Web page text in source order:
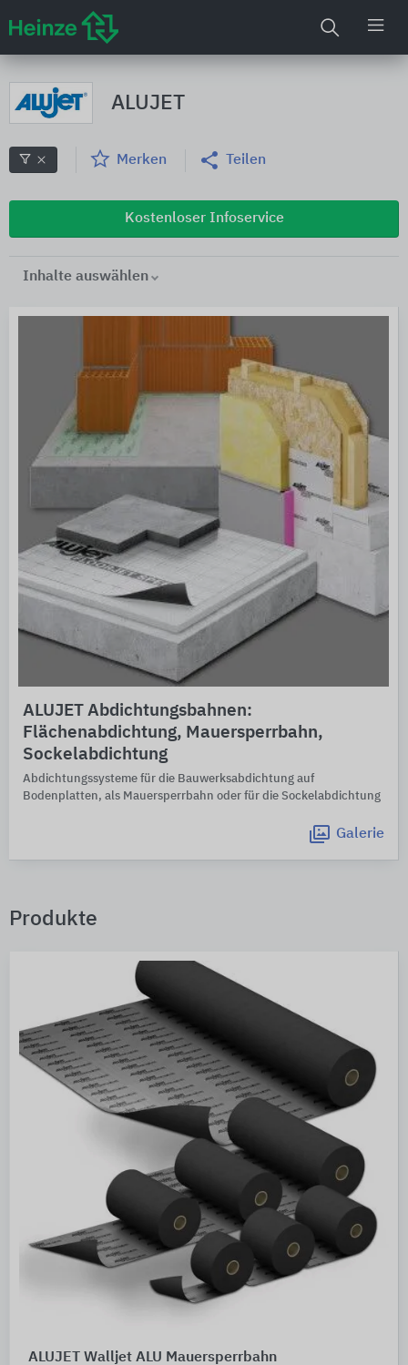
ALUJET
Merken Teilen
Kostenloser Infoservice
Inhalte auswählen
ALUJET Abdichtungsbahnen:
Flächenabdichtung, Mauersperrbahn,
Sockelabdichtung
Abdichtungssysteme für die Bauwerksabdichtung auf
Bodenplatten, als Mauersperrbahn oder für die Sockelabdichtung
Galerie
Produkte
ALUJET Walljet ALU Mauersperrbahn